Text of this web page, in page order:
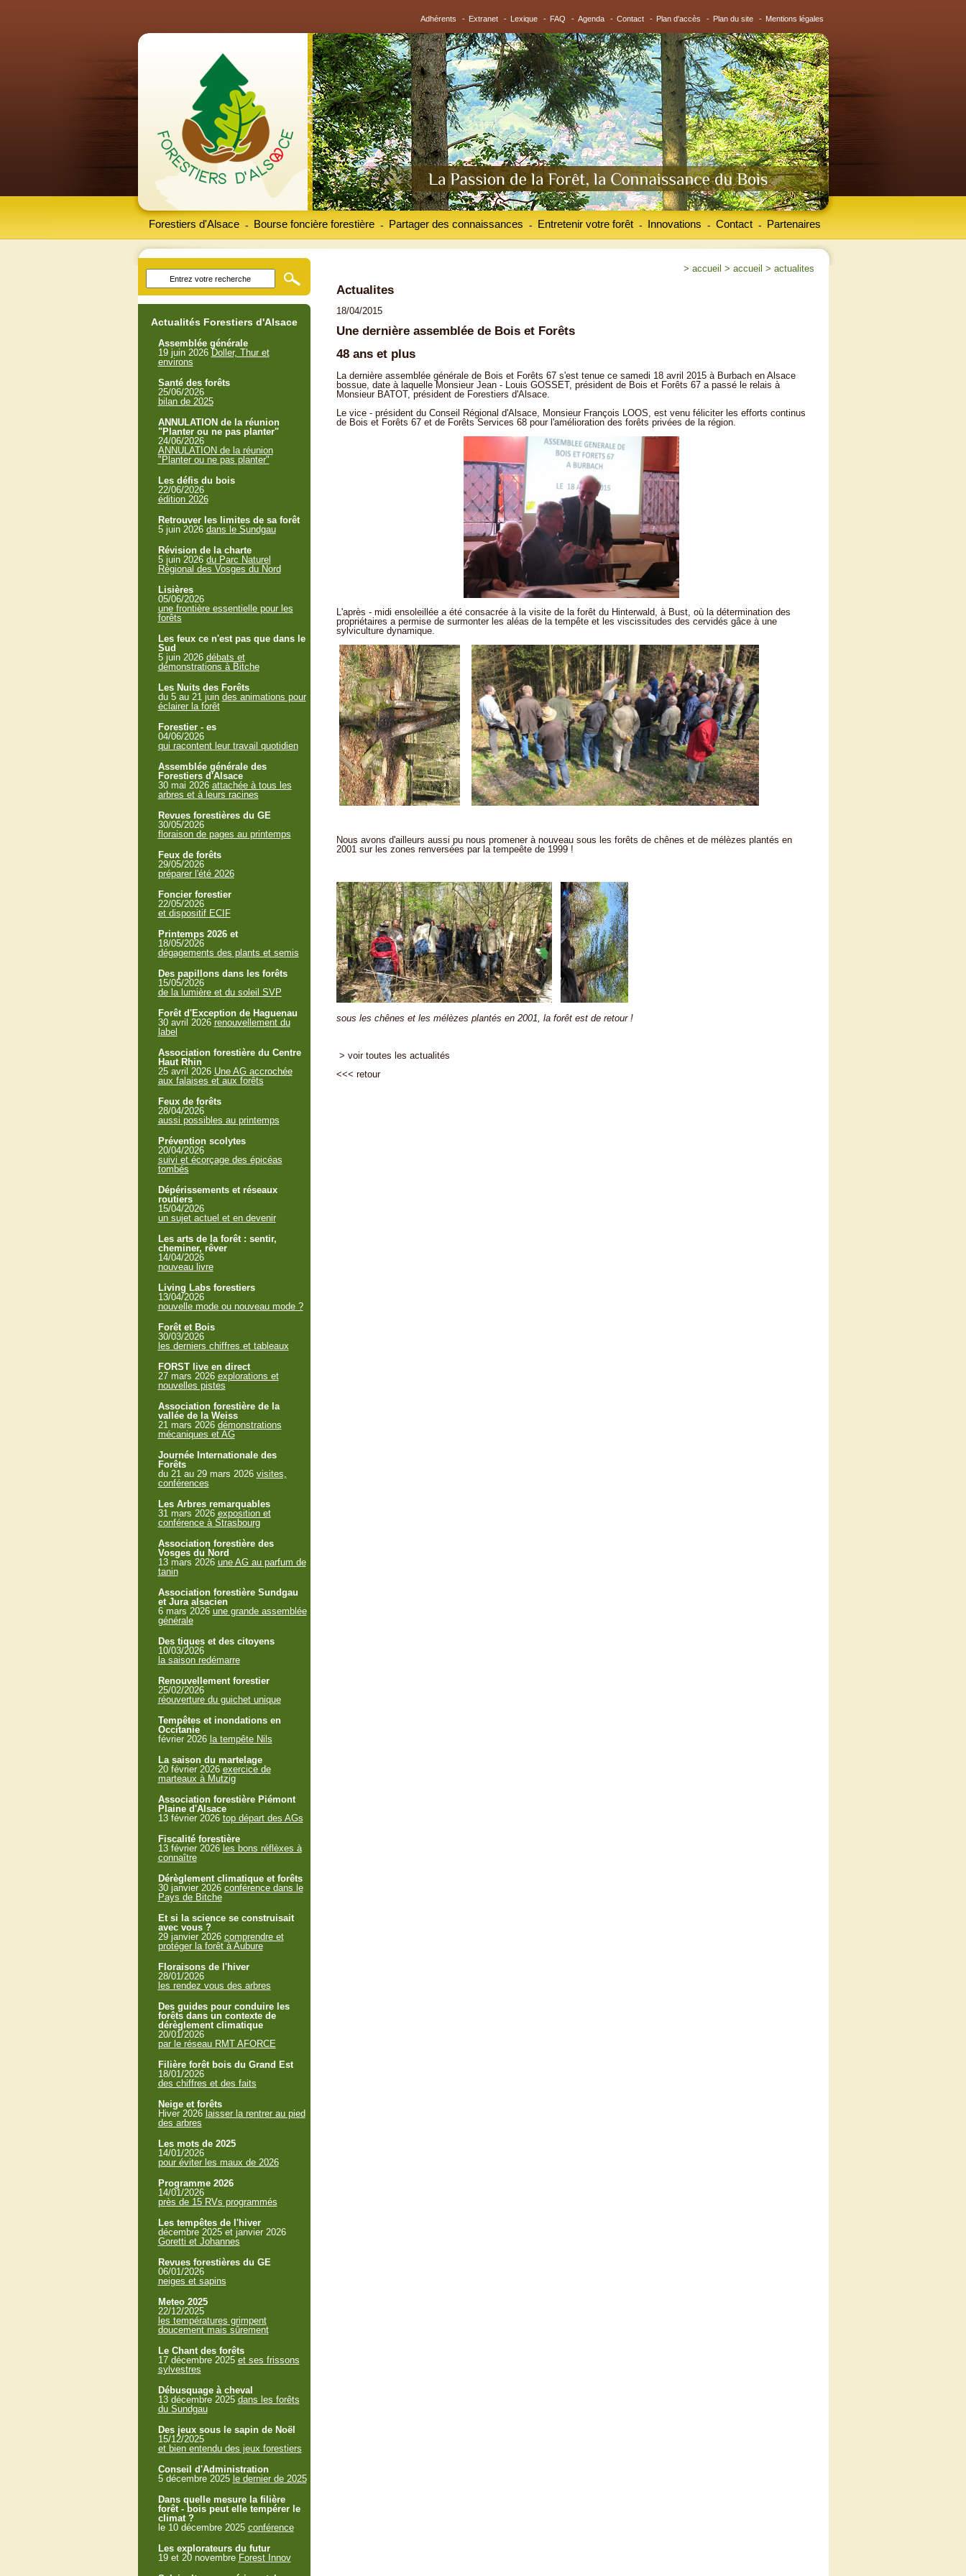
Adhérents - Extranet - Lexique - FAQ - Agenda - Contact - Plan d'accès - Plan du site - Mentions légales
Forestiers d'Alsace Bourse foncière forestière
- Partager des connaissances
- Entretenir votre forêt
- Innovations
- Contact
- Partenaires
-
> accueil > accueil > actualites
Actualites
18/04/2015
Une dernière assemblée de Bois et Forêts
48 ans et plus
La dernière assemblée générale de Bois et Forêts 67 s'est tenue ce samedi 18 avril 2015 à Burbach en Alsace
bossue, date à laquelle Monsieur Jean - Louis GOSSET, président de Bois et Forêts 67 a passé le relais à
Monsieur BATOT, président de Forestiers d'Alsace.
Le vice - président du Conseil Régional d'Alsace, Monsieur François LOOS, est venu féliciter les efforts continus
de Bois et Forêts 67 et de Forêts Services 68 pour l'amélioration des forêts privées de la région.
L'après - midi ensoleillée a été consacrée à la visite de la forêt du Hinterwald, à Bust, où la détermination des
propriétaires a permise de surmonter les aléas de la tempête et les viscissitudes des cervidés gâce à une
sylviculture dynamique.
Nous avons d'ailleurs aussi pu nous promener à nouveau sous les forêts de chênes et de mélèzes plantés en
2001 sur les zones renversées par la tempeête de 1999 !
sous les chênes et les mélèzes plantés en 2001, la forêt est de retour !
> voir toutes les actualités
<<< retour
Actualités Forestiers d'Alsace
Assemblée générale
19 juin 2026 Doller, Thur et
environs
Santé des forêts
25/06/2026
bilan de 2025
ANNULATION de la réunion
"Planter ou ne pas planter"
24/06/2026
ANNULATION de la réunion
"Planter ou ne pas planter"
Les défis du bois
22/06/2026
édition 2026
Retrouver les limites de sa forêt
5 juin 2026 dans le Sundgau
Révision de la charte
5 juin 2026 du Parc Naturel
Régional des Vosges du Nord
Lisières
05/06/2026
une frontière essentielle pour les
forêts
Les feux ce n'est pas que dans le
Sud
5 juin 2026 débats et
démonstrations à Bitche
Les Nuits des Forêts
du 5 au 21 juin des animations pour
éclairer la forêt
Forestier - es
04/06/2026
qui racontent leur travail quotidien
Assemblée générale des
Forestiers d'Alsace
30 mai 2026 attachée à tous les
arbres et à leurs racines
Revues forestières du GE
30/05/2026
floraison de pages au printemps
Feux de forêts
29/05/2026
préparer l'été 2026
Foncier forestier
22/05/2026
et dispositif ECIF
Printemps 2026 et
18/05/2026
dégagements des plants et semis
Des papillons dans les forêts
15/05/2026
de la lumière et du soleil SVP
Forêt d'Exception de Haguenau
30 avril 2026 renouvellement du
label
Association forestière du Centre
Haut Rhin
25 avril 2026 Une AG accrochée
aux falaises et aux forêts
Feux de forêts
28/04/2026
aussi possibles au printemps
Prévention scolytes
20/04/2026
suivi et écorçage des épicéas
tombés
Dépérissements et réseaux
routiers
15/04/2026
un sujet actuel et en devenir
Les arts de la forêt : sentir,
cheminer, rêver
14/04/2026
nouveau livre
Living Labs forestiers
13/04/2026
nouvelle mode ou nouveau mode ?
Forêt et Bois
30/03/2026
les derniers chiffres et tableaux
FORST live en direct
27 mars 2026 explorations et
nouvelles pistes
Association forestière de la
vallée de la Weiss
21 mars 2026 démonstrations
mécaniques et AG
Journée Internationale des
Forêts
du 21 au 29 mars 2026 visites,
conférences
Les Arbres remarquables
31 mars 2026 exposition et
conférence à Strasbourg
Association forestière des
Vosges du Nord
13 mars 2026 une AG au parfum de
tanin
Association forestière Sundgau
et Jura alsacien
6 mars 2026 une grande assemblée
générale
Des tiques et des citoyens
10/03/2026
la saison redémarre
Renouvellement forestier
25/02/2026
réouverture du guichet unique
Tempêtes et inondations en
Occitanie
février 2026 la tempête Nils
La saison du martelage
20 février 2026 exercice de
marteaux à Mutzig
Association forestière Piémont
Plaine d'Alsace
13 février 2026 top départ des AGs
Fiscalité forestière
13 février 2026 les bons réflèxes à
connaître
Dérèglement climatique et forêts
30 janvier 2026 conférence dans le
Pays de Bitche
Et si la science se construisait
avec vous ?
29 janvier 2026 comprendre et
protéger la forêt à Aubure
Floraisons de l'hiver
28/01/2026
les rendez vous des arbres
Des guides pour conduire les
forêts dans un contexte de
dérèglement climatique
20/01/2026
par le réseau RMT AFORCE
Filière forêt bois du Grand Est
18/01/2026
des chiffres et des faits
Neige et forêts
Hiver 2026 laisser la rentrer au pied
des arbres
Les mots de 2025
14/01/2026
pour éviter les maux de 2026
Programme 2026
14/01/2026
près de 15 RVs programmés
Les tempêtes de l'hiver
décembre 2025 et janvier 2026
Goretti et Johannes
Revues forestières du GE
06/01/2026
neiges et sapins
Meteo 2025
22/12/2025
les températures grimpent
doucement mais sûrement
Le Chant des forêts
17 décembre 2025 et ses frissons
sylvestres
Débusquage à cheval
13 décembre 2025 dans les forêts
du Sundgau
Des jeux sous le sapin de Noël
15/12/2025
et bien entendu des jeux forestiers
Conseil d'Administration
5 décembre 2025 le dernier de 2025
Dans quelle mesure la filière
forêt - bois peut elle tempérer le
climat ?
le 10 décembre 2025 conférence
Les explorateurs du futur
19 et 20 novembre Forest Innov